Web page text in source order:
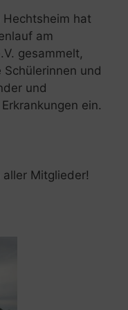
Hechtsheim hat
am
gesammelt,
und
und
ein.
Mitglieder!